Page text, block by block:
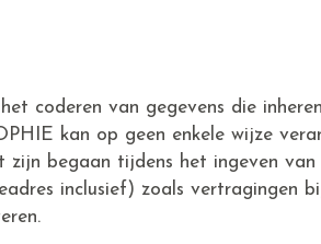
coderen van gegevens die
kan op geen enkele wijze
begaan tijdens het ingeven van
inclusief) zoals vertragingen